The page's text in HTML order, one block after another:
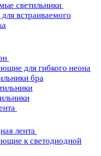
светильники
встраиваемого
для гибкого неона
бра
лента
к светодиодной